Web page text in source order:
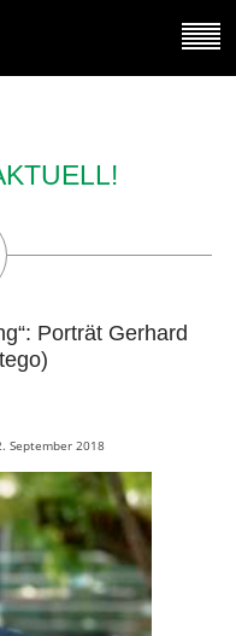
Porträt Gerhard
September 2018